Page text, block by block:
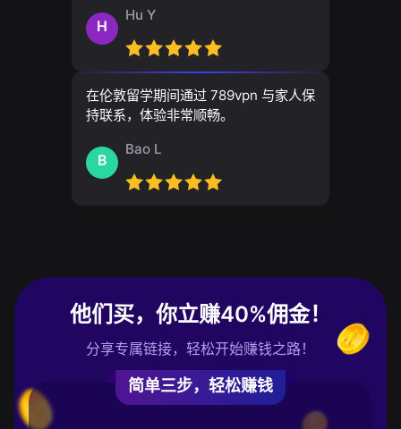
H
Hu Y
在伦敦留学期间通过 789vpn 与家人保
持联系，体验非常顺畅。
B
Bao L
他们买，你立赚40%佣金！
分享专属链接，轻松开始赚钱之路！
简单三步，轻松赚钱